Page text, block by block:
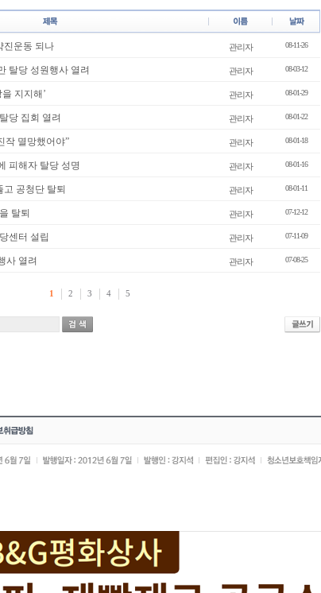
진운동 되나 관리자 08-11-26
탈당 성원행사 열려 관리자 08-03-12
지지해’ 관리자 08-01-29
당 집회 열려 관리자 08-01-22
작 멸망했어야” 관리자 08-01-18
피해자 탈당 성명 관리자 08-01-16
공청단 탈퇴 관리자 08-01-11
탈퇴 관리자 07-12-12
센터 설립 관리자 07-11-09
사 열려 관리자 07-08-25
1 2 3 4 5